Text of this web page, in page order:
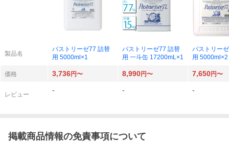
製品名
パストリーゼ77 詰替
用 5000ml×1
パストリーゼ77 詰替
用 一斗缶 17200mL×1
パストリー
用 5000ml×2
価格 3,736円〜 8,990円〜 7,650円〜
レビュー
- - -
掲載商品情報の免責事項について